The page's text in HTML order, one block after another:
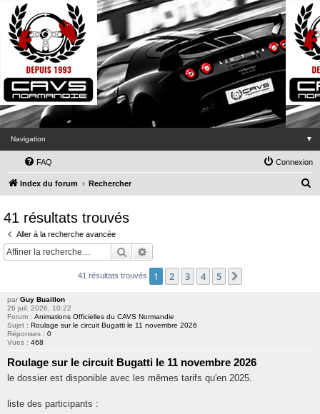
Navigation ▼
FAQ Connexion
Index du forum Rechercher
41 résultats trouvés
Aller à la recherche avancée
Rechercher
41 résultats trouvés 1 2 3 4 5
par Guy Buaillon
26 juil. 2026, 10:22
Forum : Animations Officielles du CAVS Normandie
Sujet : Roulage sur le circuit Bugatti le 11 novembre 2026
Réponses : 0
Vues : 468
Roulage sur le circuit Bugatti le 11 novembre 2026
le dossier est disponible avec les mêmes tarifs qu'en 2025.
liste des participants :